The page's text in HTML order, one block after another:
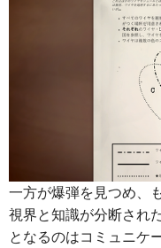
一方が爆弾を見つめ、
視界と知識が分断され
となるのはコミュニケ